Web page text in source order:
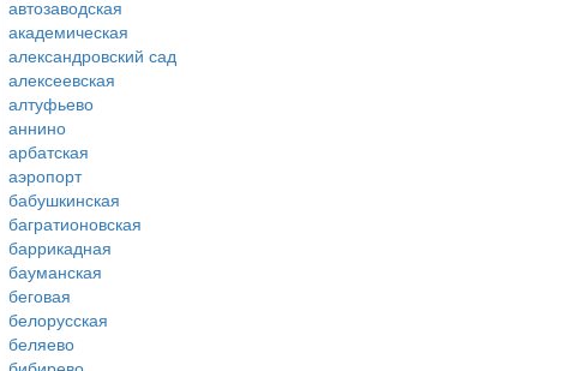
автозаводская
академическая
александровский сад
алексеевская
алтуфьево
аннино
арбатская
аэропорт
бабушкинская
багратионовская
баррикадная
бауманская
беговая
белорусская
беляево